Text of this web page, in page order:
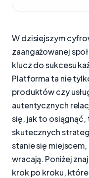
W dzisiejszym
zaangażowanej
klucz do sukcesu
Platforma ta nie
produktów czy
autentycznych
się, jak to
skutecznych
stanie się
wracają. Poniżej
krok po kroku,